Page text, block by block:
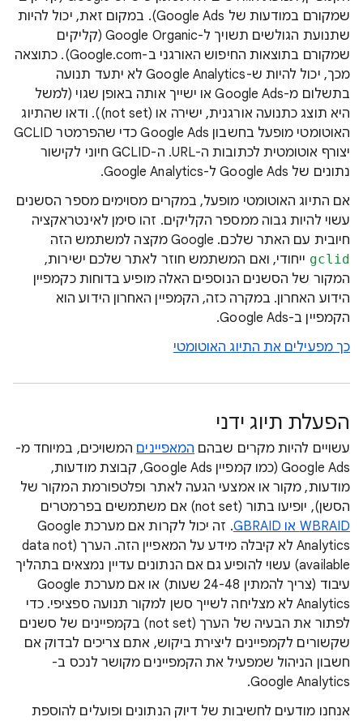
שמקורם במודעות של Google Ads). במקום זאת, יכול להיות
שתנועת הגולשים תשויך ל-Google Organic (קליקים
שמקורם בתוצאות החיפוש האורגני ב-Google.com). כתוצאה
מכך, יכול להיות ש-Google Analytics לא יתעד תנועה
בתשלום מ-Google Ads או ישייך אותה באופן שגוי (למשל
היא תוצג כתנועה אורגנית, ישירה או (not set)). ודאו שהתיוג
האוטומטי מופעל בחשבון Google Ads כדי שהפרמטר GCLID
יצורף אוטומטית לכתובות ה-URL. ה-GCLID חיוני לקישור
נתונים של Google Ads ל-Google Analytics.
אם התיוג האוטומטי מופעל, במקרים מסוימים מספר הסשנים
עשוי להיות גבוה ממספר הקליקים. זהו סימן לאינטראקציה
חיובית עם האתר שלכם. ‫Google מקצה למשתמש הזה
gclid ייחודי, ואם המשתמש חוזר לאתר שלכם ישירות,
המקור של הסשנים הנוספים האלה מופיע בדוחות כקמפיין
הידוע האחרון. במקרה כזה, הקמפיין האחרון הידוע הוא
הקמפיין ב-Google Ads.
כך מפעילים את התיוג האוטומטי
הפעלת תיוג ידני
עשויים להיות מקרים שבהם המאפיינים המשויכים, במיוחד מ-
Google Ads (כמו קמפיין Google Ads, קבוצת מודעות,
מודעות, מקור או אמצעי הגעה לאתר ופלטפורמת המקור של
הסשן), יופיעו בתור (not set) אם משתמשים בפרמטרים
WBRAID או GBRAID
. זה יכול לקרות אם מערכת Google
Analytics לא קיבלה מידע על המאפיין הזה. הערך (data not
available) עשוי להופיע גם אם הנתונים עדיין נמצאים בתהליך
עיבוד (צריך להמתין 24-48 שעות) או אם מערכת Google
Analytics לא מצליחה לשייך סשן למקור תנועה ספציפי. כדי
לפתור את הבעיה של הערך (not set) בקמפיינים של סשנים
שקשורים לקמפיינים ליצירת ביקוש, אתם צריכים לבדוק אם
חשבון הניהול שמפעיל את הקמפיינים מקושר לנכס ב-
Google Analytics.
אנחנו מודעים לחשיבות של דיוק הנתונים ופועלים להוספת